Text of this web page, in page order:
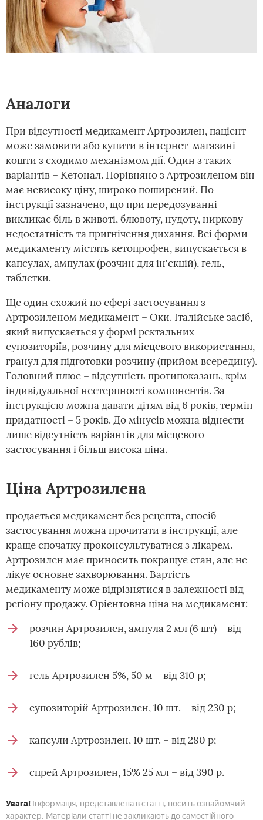
Аналоги
При відсутності медикамент Артрозилен, пацієнт
може замовити або купити в інтернет-магазині
кошти з сходимо механізмом дії. Один з таких
варіантів – Кетонал. Порівняно з Артрозиленом він
має невисоку ціну, широко поширений. По
інструкції зазначено, що при передозуванні
викликає біль в животі, блювоту, нудоту, ниркову
недостатність та пригнічення дихання. Всі форми
медикаменту містять кетопрофен, випускається в
капсулах, ампулах (розчин для ін'єкцій), гель,
таблетки.
Ще один схожий по сфері застосування з
Артрозиленом медикамент – Оки. Італійське засіб,
який випускається у формі ректальних
супозиторіїв, розчину для місцевого використання,
гранул для підготовки розчину (прийом всередину).
Головний плюс – відсутність протипоказань, крім
індивідуальної нестерпності компонентів. За
інструкцією можна давати дітям від 6 років, термін
придатності – 5 років. До мінусів можна віднести
лише відсутність варіантів для місцевого
застосування і більш висока ціна.
Ціна Артрозилена
продається медикамент без рецепта, спосіб
застосування можна прочитати в інструкції, але
краще спочатку проконсультуватися з лікарем.
Артрозилен має приносить покращує стан, але не
лікує основне захворювання. Вартість
медикаменту може відрізнятися в залежності від
регіону продажу. Орієнтовна ціна на медикамент:
розчин Артрозилен, ампула 2 мл (6 шт) – від
160 рублів;
гель Артрозилен 5%, 50 м – від 310 р;
супозиторій Артрозилен, 10 шт. – від 230 р;
капсули Артрозилен, 10 шт. – від 280 р;
спрей Артрозилен, 15% 25 мл – від 390 р.
Увага! Інформація, представлена в статті, носить ознайомчий
характер. Матеріали статті не закликають до самостійного